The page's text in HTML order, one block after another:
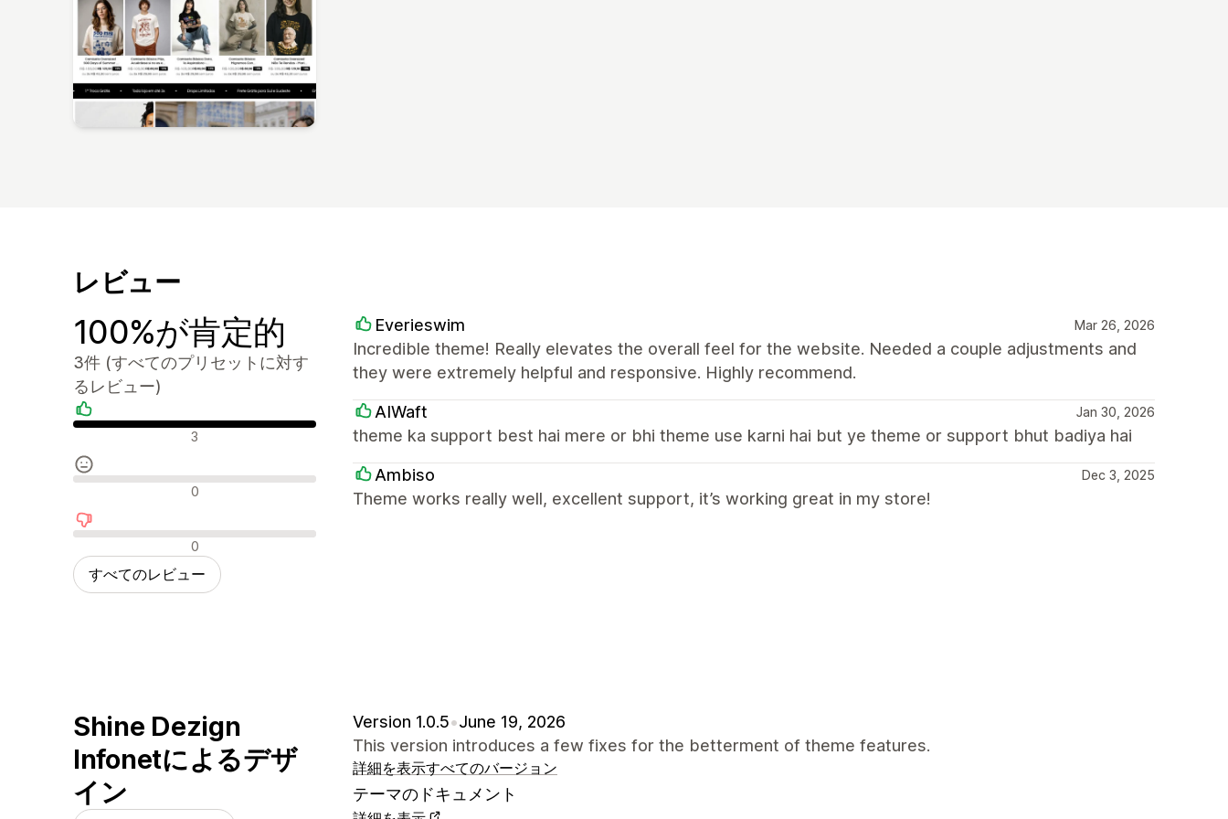
レビュー
100%が肯定的
3件 (すべてのプリセットに対す
るレビュー)
肯定的なレビュー3
中間的なレビュー0
否定的なレビュー0
すべてのレビュー
Everieswim Mar 26, 2026
Incredible theme! Really elevates the overall feel for the website. Needed a couple adjustments and
they were extremely helpful and responsive. Highly recommend.
AIWaft Jan 30, 2026
theme ka support best hai mere or bhi theme use karni hai but ye theme or support bhut badiya hai
Ambiso Dec 3, 2025
Theme works really well, excellent support, it’s working great in my store!
Shine Dezign
Infonetによるデザ
イン
Version 1.0.5•June 19, 2026
This version introduces a few fixes for the betterment of theme features.
詳細を表示すべてのバージョン
テーマのドキュメント